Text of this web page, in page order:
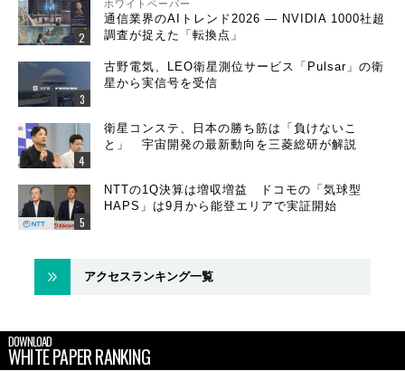
ホワイトペーパー
通信業界のAIトレンド2026 ― NVIDIA 1000社超
調査が捉えた「転換点」
古野電気、LEO衛星測位サービス「Pulsar」の衛
星から実信号を受信
衛星コンステ、日本の勝ち筋は「負けないこ
と」 宇宙開発の最新動向を三菱総研が解説
NTTの1Q決算は増収増益 ドコモの「気球型
HAPS」は9月から能登エリアで実証開始
アクセスランキング一覧
DOWNLOAD
WHITE PAPER RANKING